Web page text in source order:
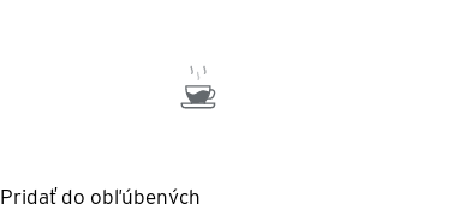
Pridať do obľúbených